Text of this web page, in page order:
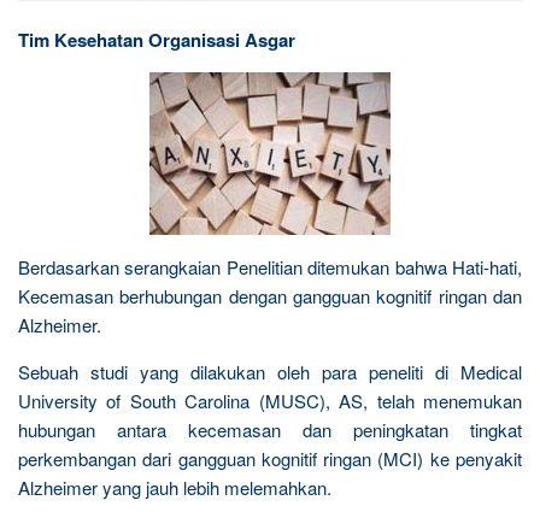
Tim Kesehatan Organisasi Asgar
Berdasarkan serangkaian Penelitian ditemukan bahwa Hati-hati,
Kecemasan berhubungan dengan gangguan kognitif ringan dan
Alzheimer.
Sebuah studi yang dilakukan oleh para peneliti di Medical
University of South Carolina (MUSC), AS, telah menemukan
hubungan antara kecemasan dan peningkatan tingkat
perkembangan dari gangguan kognitif ringan (MCI) ke penyakit
Alzheimer yang jauh lebih melemahkan.